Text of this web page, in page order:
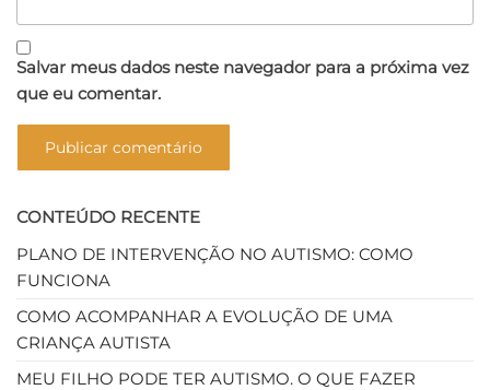
Salvar meus dados neste navegador para a próxima vez
que eu comentar.
CONTEÚDO RECENTE
PLANO DE INTERVENÇÃO NO AUTISMO: COMO
FUNCIONA
COMO ACOMPANHAR A EVOLUÇÃO DE UMA
CRIANÇA AUTISTA
MEU FILHO PODE TER AUTISMO. O QUE FAZER